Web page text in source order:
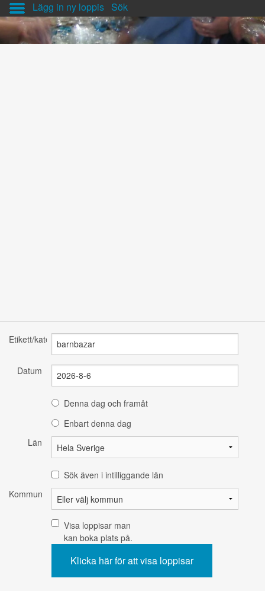
Lägg in ny loppis Sök
Etikett/kategori
Datum
Denna dag och framåt
Enbart denna dag
Län
Sök även i intilliggande län
Kommun
Visa loppisar man
kan boka plats på.